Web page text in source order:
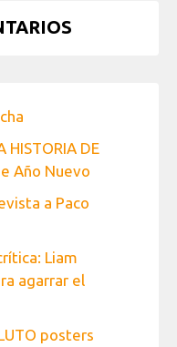
HISTORIA DE
Año Nuevo
a Paco
Liam
agarrar el
posters